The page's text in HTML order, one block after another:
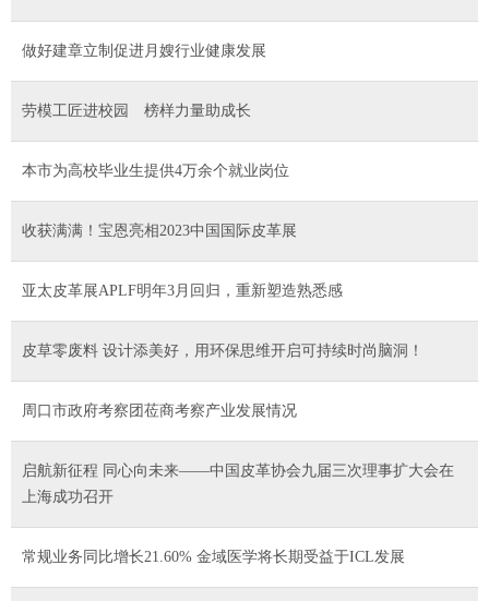
做好建章立制促进月嫂行业健康发展
劳模工匠进校园 榜样力量助成长
本市为高校毕业生提供4万余个就业岗位
收获满满！宝恩亮相2023中国国际皮革展
亚太皮革展APLF明年3月回归，重新塑造熟悉感
皮草零废料 设计添美好，用环保思维开启可持续时尚脑洞！
周口市政府考察团莅商考察产业发展情况
启航新征程 同心向未来——中国皮革协会九届三次理事扩大会在
上海成功召开
常规业务同比增长21.60% 金域医学将长期受益于ICL发展